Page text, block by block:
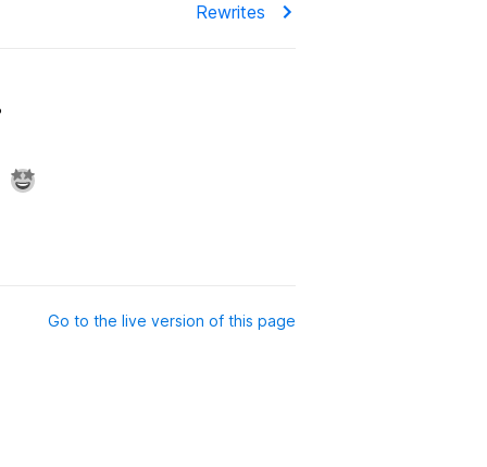
Rewrites
Go to the live version of this page